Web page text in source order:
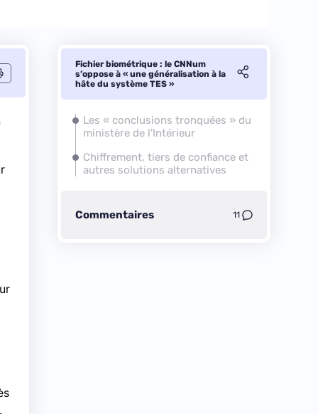
Fichier biométrique : le CNNum
s’oppose à « une généralisation à la
hâte du système TES »
Les « conclusions tronquées » du
ministère de l'Intérieur
Chiffrement, tiers de confiance et
autres solutions alternatives
Commentaires 11